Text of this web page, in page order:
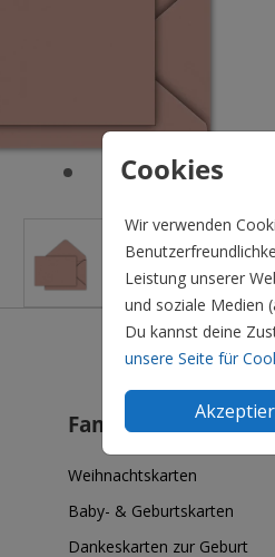
Cookies
Wir verwenden
Leistung unserer
und soziale Medien
Du kannst deine
unsere Seite für
Familie & Feiertage
Weihnachtskarten
Baby- & Geburtskarten
Dankeskarten zur Geburt